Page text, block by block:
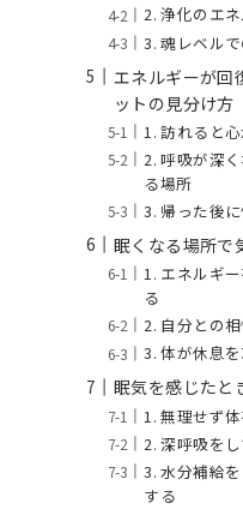
2. 浄化のエ
3. 魂レベル
エネルギーが回
ットの見分け方
1. 訪れると
2. 呼吸が深
る場所
3. 帰った後
眠くなる場所で
1. エネルギ
る
2. 自分との
3. 体が休息
眠気を感じたと
1. 無理せず
2. 深呼吸を
3. 水分補給
する